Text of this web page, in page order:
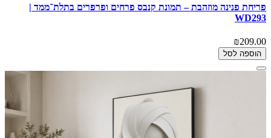
פריחת פנינה מוזהבת – תמונת קנבס פרחים ופרפרים בתלת־ממד |
WD293
₪209.00
הוספה לסל